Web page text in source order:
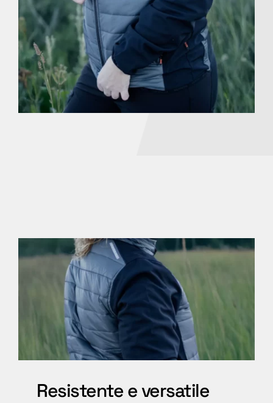
Resistente e versatile